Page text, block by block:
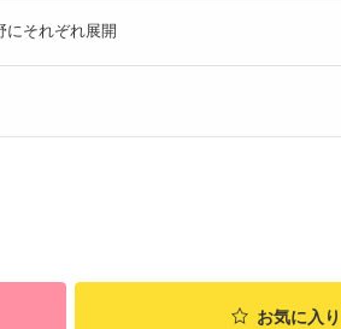
にそれぞれ展開
お気に入